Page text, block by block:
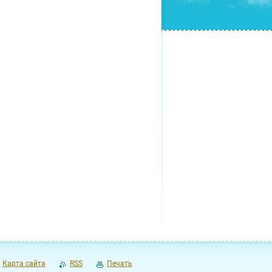
Карта сайта RSS Печать